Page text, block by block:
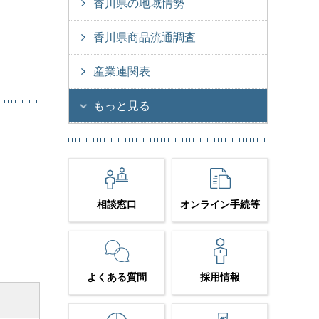
香川県の地域情勢
香川県商品流通調査
産業連関表
もっと見る
相談窓口 オンライン手続等
よくある質問 採用情報